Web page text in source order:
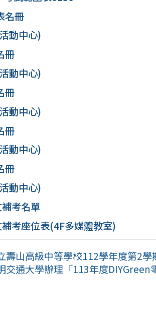
名冊
動中心)
冊
動中心)
冊
動中心)
冊
動中心)
冊
動中心)
考名單
考座位表(4F多媒體教室)
壽山高級中等學校112學年度第2學
交通大學辦理「113年度DIYGreen